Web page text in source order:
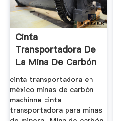
Cinta
Transportadora De
La Mina De Carbón
cinta transportadora en
méxico minas de carbón
machinne cinta
transportadora para minas